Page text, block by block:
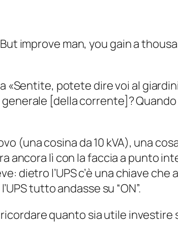
improve man, you gain a
«Sentite, potete dire voi al
[della corrente]? Quando
(una cosina da 10 kVA), una
ancora lì con la faccia a punto
dietro l’UPS c’è una chiave che
tutto andasse su “ON”.
ricordare quanto sia utile investire